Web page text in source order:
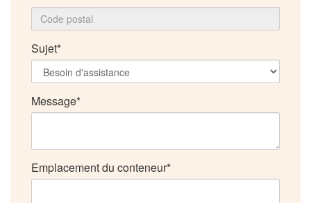
Sujet
Message
Emplacement du conteneur